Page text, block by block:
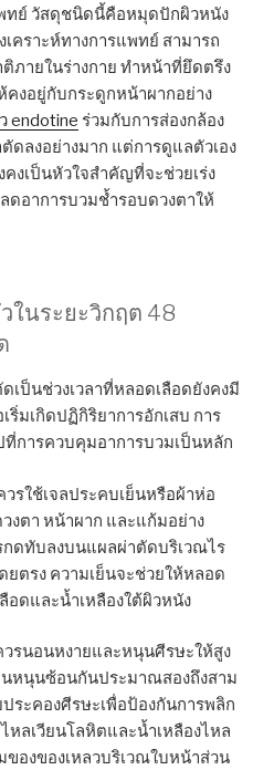
ทย์ วัสดุชนิดนี้คือหมุดปักผิวหนัง
คราะห์ทางการแพทย์ สามารถ
ภายในร่างกาย ทำหน้าที่ยึดตรึง
คงอยู่กับกระดูกหน้าผากอย่าง
endotine ร่วมกับการส่องกล้อง
ดลงอย่างมาก แต่การดูแลตัวเอง
งเป็นหัวใจสำคัญที่จะช่วยเร่ง
ดอาการบวมช้ำรอบดวงตาให้
ในระยะวิกฤต 48
เป็นช่วงเวลาที่หลอดเลือดยังคงมี
ริ่มเกิดปฏิกิริยาการอักเสบ การ
ที่การควบคุมอาการบวมเป็นหลัก
รใช้เจลประคบเย็นหรือผ้าห่อ
งตา หน้าผาก และแก้มอย่าง
กดทับลงบนแผลผ่าตัดบริเวณไร
ตรง ความเย็นจะช่วยให้หลอด
อดและน้ำเหลืองใต้ผิวหนัง
รนอนหงายและหนุนศีรษะให้สูง
หนุนซ้อนกันประมาณสองถึงสาม
ระคองศีรษะเพื่อป้องกันการพลิก
หลเวียนโลหิตและน้ำเหลืองไหล
ของของเหลวบริเวณใบหน้าส่วน